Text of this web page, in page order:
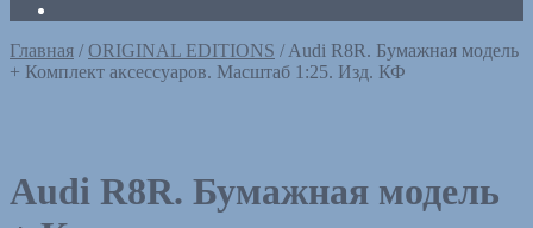
Главная /ORIGINAL EDITIONS /Audi R8R. Бумажная модель
+ Комплект аксессуаров. Масштаб 1:25. Изд. КФ
Audi R8R. Бумажная модель